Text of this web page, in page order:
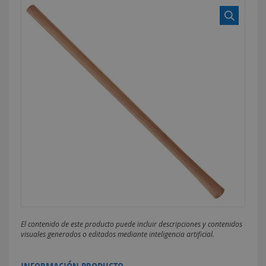
El contenido de este producto puede incluir descripciones y contenidos
visuales generados o editados mediante inteligencia artificial.